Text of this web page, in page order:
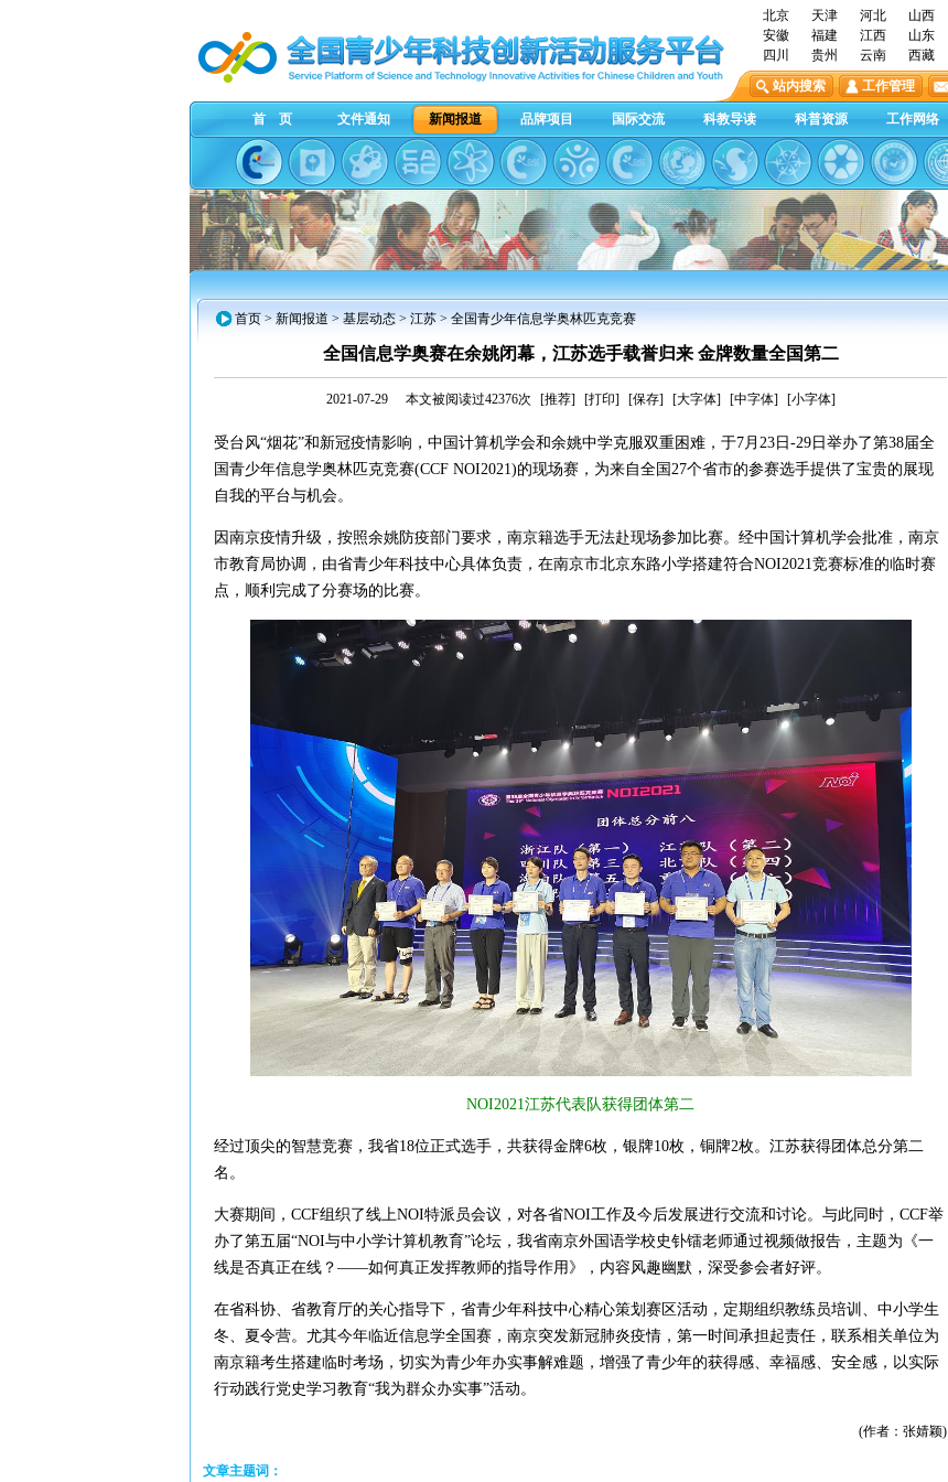
北京 天津 河北 山西
安徽
福建 江西 山东
四川
贵州 云南 西藏
站内搜索
工作管理
首 页 文件通知 新闻报道 品牌项目 国际交流 科教导读 科普资源 工作网络
首页 > 新闻报道 > 基层动态 > 江苏 > 全国青少年信息学奥林匹克竞赛
全国信息学奥赛在余姚闭幕，江苏选手载誉归来 金牌数量全国第二
2021-07-29 本文被阅读过42376次 [推荐] [打印] [保存] [大字体] [中字体] [小字体]
受台风“烟花”和新冠疫情影响，中国计算机学会和余姚中学克服双重困难，于7月23日-29日举办了第38届全
国青少年信息学奥林匹克竞赛(CCF NOI2021)的现场赛，为来自全国27个省市的参赛选手提供了宝贵的展现
自我的平台与机会。
因南京疫情升级，按照余姚防疫部门要求，南京籍选手无法赴现场参加比赛。经中国计算机学会批准，南京
市教育局协调，由省青少年科技中心具体负责，在南京市北京东路小学搭建符合NOI2021竞赛标准的临时赛
点，顺利完成了分赛场的比赛。
NOI2021江苏代表队获得团体第二
经过顶尖的智慧竞赛，我省18位正式选手，共获得金牌6枚，银牌10枚，铜牌2枚。江苏获得团体总分第二
名。
大赛期间，CCF组织了线上NOI特派员会议，对各省NOI工作及今后发展进行交流和讨论。与此同时，CCF举
办了第五届“NOI与中小学计算机教育”论坛，我省南京外国语学校史钋镭老师通过视频做报告，主题为《一
线是否真正在线？——如何真正发挥教师的指导作用》，内容风趣幽默，深受参会者好评。
在省科协、省教育厅的关心指导下，省青少年科技中心精心策划赛区活动，定期组织教练员培训、中小学生
冬、夏令营。尤其今年临近信息学全国赛，南京突发新冠肺炎疫情，第一时间承担起责任，联系相关单位为
南京籍考生搭建临时考场，切实为青少年办实事解难题，增强了青少年的获得感、幸福感、安全感，以实际
行动践行党史学习教育“我为群众办实事”活动。
(作者：张婧颖)
文章主题词：